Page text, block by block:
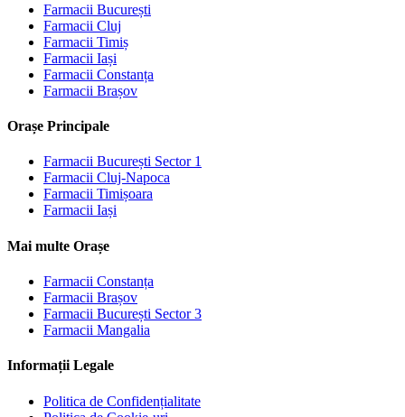
Farmacii București
Farmacii Cluj
Farmacii Timiș
Farmacii Iași
Farmacii Constanța
Farmacii Brașov
Orașe Principale
Farmacii București Sector 1
Farmacii Cluj-Napoca
Farmacii Timișoara
Farmacii Iași
Mai multe Orașe
Farmacii Constanța
Farmacii Brașov
Farmacii București Sector 3
Farmacii Mangalia
Informații Legale
Politica de Confidențialitate